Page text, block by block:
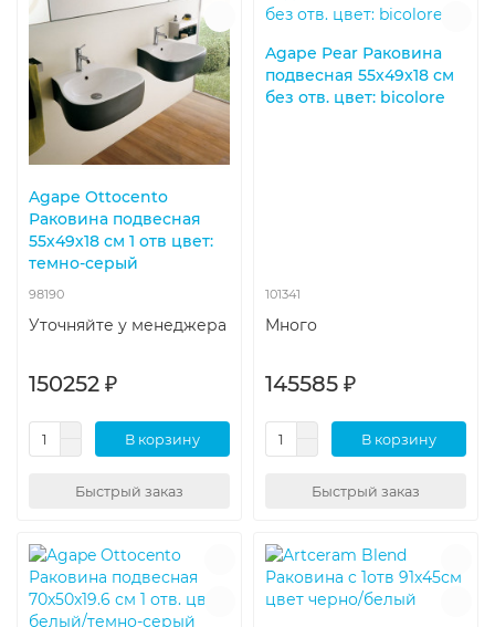
Agape Ottocento
Раковина подвесная
55х49х18 см 1 отв цвет:
темно-серый
98190
Уточняйте у менеджера
150252 ₽
В корзину
Быстрый заказ
Agape Pear Раковина
подвесная 55x49x18 см
без отв. цвет: bicolore
101341
Много
145585 ₽
В корзину
Быстрый заказ